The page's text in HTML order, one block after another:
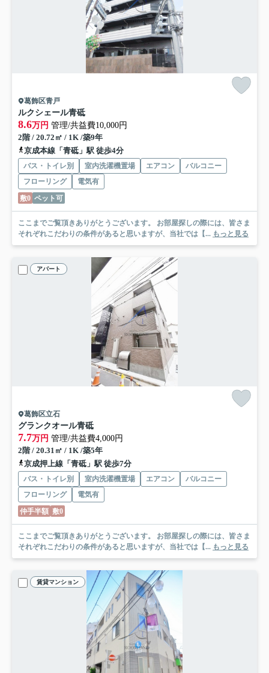
葛飾区青戸
ルクシェール青砥
8.6万円 管理/共益費10,000円
2階 / 20.72㎡ / 1K /築9年
京成本線「青砥」駅 徒歩4分
バス・トイレ別 室内洗濯機置場 エアコン
バルコニー
フローリング
電気有
敷0 ペット可
ここまでご覧頂きありがとうございます。 お部屋探しの際には、皆さま
それぞれこだわりの条件があると思いますが、当社では【... もっと見る
アパート
葛飾区立石
グランクオール青砥
7.7万円 管理/共益費4,000円
2階 / 20.31㎡ / 1K /築5年
京成押上線「青砥」駅 徒歩7分
バス・トイレ別 室内洗濯機置場 エアコン
バルコニー
フローリング
電気有
仲手半額 敷0
ここまでご覧頂きありがとうございます。 お部屋探しの際には、皆さま
それぞれこだわりの条件があると思いますが、当社では【... もっと見る
賃貸マンション